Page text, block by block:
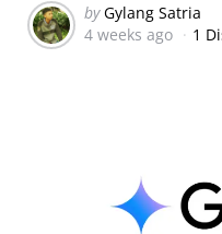
Posted
by
by Gylang Satria
4 weeks ago
1